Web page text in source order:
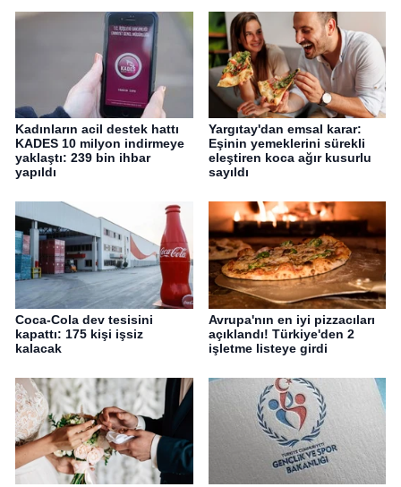
Kadınların acil destek hattı
KADES 10 milyon indirmeye
yaklaştı: 239 bin ihbar
yapıldı
Yargıtay'dan emsal karar:
Eşinin yemeklerini sürekli
eleştiren koca ağır kusurlu
sayıldı
Coca-Cola dev tesisini
kapattı: 175 kişi işsiz
kalacak
Avrupa'nın en iyi pizzacıları
açıklandı! Türkiye'den 2
işletme listeye girdi